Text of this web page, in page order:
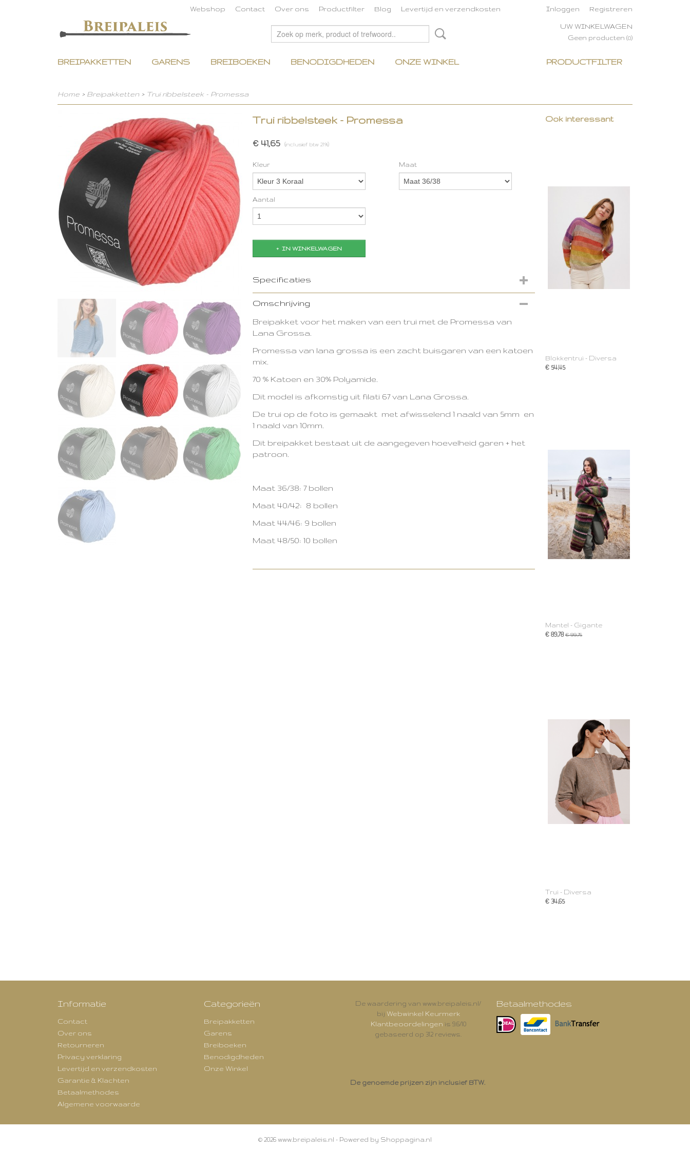
Webshop Contact Over ons Productfilter Blog Levertijd en verzendkosten Inloggen Registreren
UW WINKELWAGEN
Geen producten (0)
PRODUCTFILTER
BREIPAKKETTEN GARENS BREIBOEKEN BENODIGDHEDEN ONZE WINKEL
Home > Breipakketten > Trui ribbelsteek - Promessa
Trui ribbelsteek - Promessa
€ 41,65 (inclusief btw 21%)
Kleur Maat
Aantal
IN WINKELWAGEN
Specificaties
Omschrijving
Breipakket voor het maken van een trui met de Promessa van
Lana Grossa.
Promessa van lana grossa is een zacht buisgaren van een katoen
mix.
70 % Katoen en 30% Polyamide.
Dit model is afkomstig uit filati 67 van Lana Grossa.
De trui op de foto is gemaakt met afwisselend 1 naald van 5mm en
1 naald van 10mm.
Dit breipakket bestaat uit de aangegeven hoevelheid garen + het
patroon.
Maat 36/38: 7 bollen
Maat 40/42: 8 bollen
Maat 44/46: 9 bollen
Maat 48/50: 10 bollen
Ook interessant
Blokkentrui - Diversa
€ 54,45
Mantel - Gigante
€ 89,78 € 99,75
Trui - Diversa
€ 34,65
Informatie
Contact
Over ons
Retourneren
Privacy verklaring
Levertijd en verzendkosten
Garantie & Klachten
Betaalmethodes
Algemene voorwaarde
Categorieën
Breipakketten
Garens
Breiboeken
Benodigdheden
Onze Winkel
De waardering van www.breipaleis.nl/
bij Webwinkel Keurmerk
Klantbeoordelingen is 9.6/10
gebaseerd op 312 reviews.
De genoemde prijzen zijn inclusief BTW.
Betaalmethodes
© 2026 www.breipaleis.nl - Powered by Shoppagina.nl